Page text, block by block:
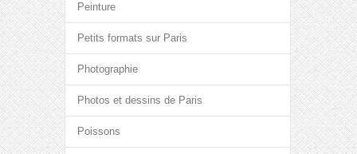
Peinture
Petits formats sur Paris
Photographie
Photos et dessins de Paris
Poissons